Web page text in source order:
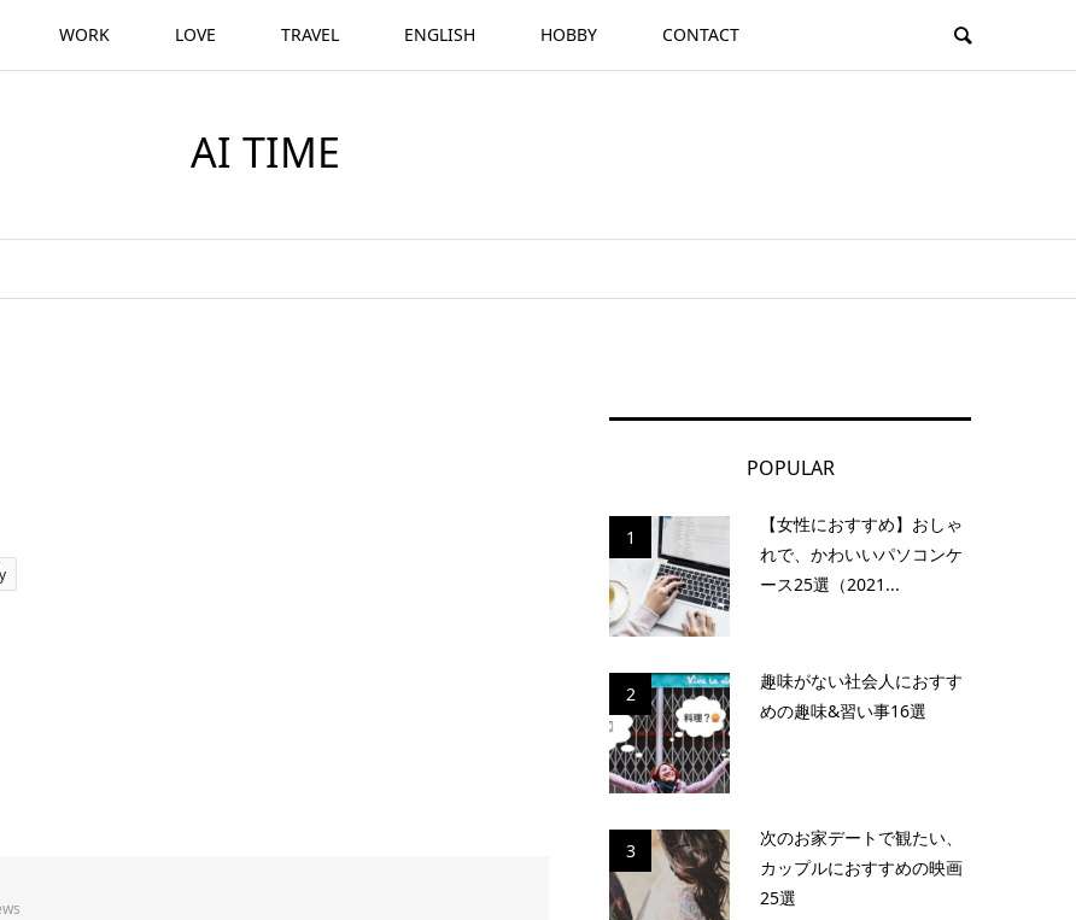
WORK LOVE TRAVEL ENGLISH HOBBY CONTACT
AI TIME
POPULAR
1
【女性におすすめ】おしゃ
れで、かわいいパソコンケ
ース25選（2021...
2
趣味がない社会人におすす
めの趣味&習い事16選
3
次のお家デートで観たい、
カップルにおすすめの映画
25選